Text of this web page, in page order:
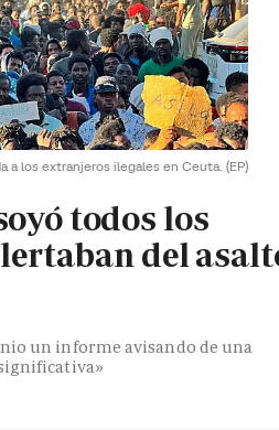
a los extranjeros ilegales en Ceuta. (EP)
todos los
del
un informe avisando de una